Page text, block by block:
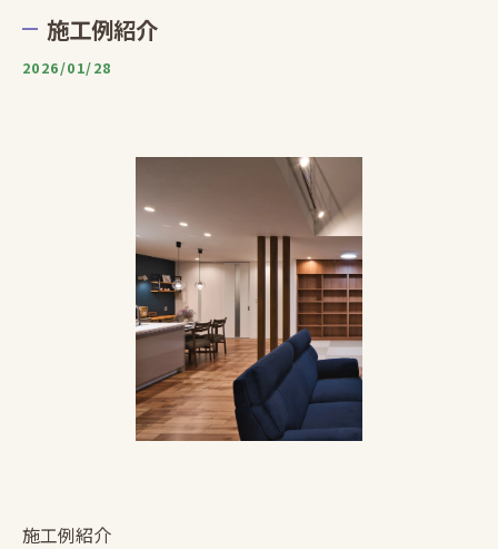
施工例紹介
2026/01/28
施工例紹介